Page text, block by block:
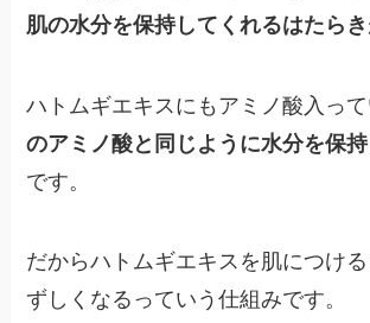
肌の水分を保持してくれるはたらき
ハトムギエキスにもアミノ酸入って
のアミノ酸と同じように水分を保
です。
だからハトムギエキスを肌につけ
ずしくなるっていう仕組みです。